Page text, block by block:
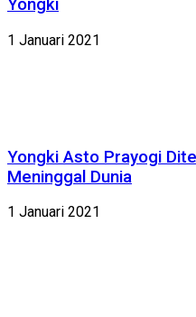
Yongki
1 Januari 2021
Yongki Asto Prayogi
Meninggal Dunia
1 Januari 2021